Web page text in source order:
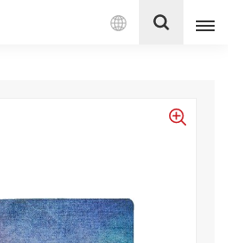
بالعربية
Español
Português